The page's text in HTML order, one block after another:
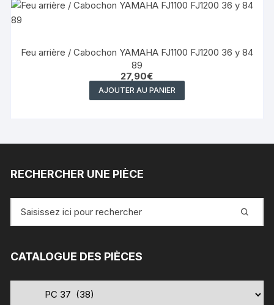
Feu arrière / Cabochon YAMAHA FJ1100 FJ1200 36 y 84
89
27,90€
AJOUTER AU PANIER
RECHERCHER UNE PIÈCE
pour
CATALOGUE DES PIÈCES